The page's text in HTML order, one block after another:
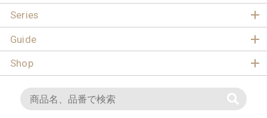
Series
Guide
Shop